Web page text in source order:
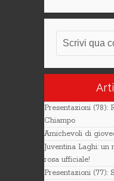
Presentazioni (78):
Chiampo
Amichevoli di
Juventina Laghi:
rosa ufficiale!
Presentazioni (77):